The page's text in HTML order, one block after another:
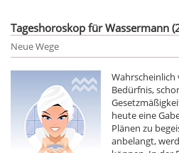
Tageshoroskop für Wassermann
Neue Wege
Wahrscheinlich
Bedürfnis,
heute eine
Plänen zu
anbelangt,